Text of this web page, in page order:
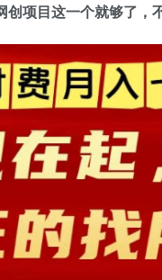
项目这一个就够了，